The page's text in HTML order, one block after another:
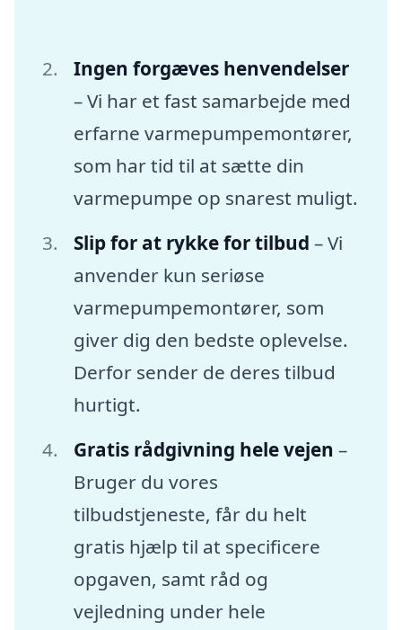
Ingen forgæves henvendelser
– Vi har et fast samarbejde med
erfarne varmepumpemontører,
som har tid til at sætte din
varmepumpe op snarest muligt.
Slip for at rykke for tilbud – Vi
anvender kun seriøse
varmepumpemontører, som
giver dig den bedste oplevelse.
Derfor sender de deres tilbud
hurtigt.
Gratis rådgivning hele vejen –
Bruger du vores
tilbudstjeneste, får du helt
gratis hjælp til at specificere
opgaven, samt råd og
vejledning under hele